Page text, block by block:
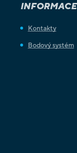
INFORMACE
Kontakty
Bodový systém